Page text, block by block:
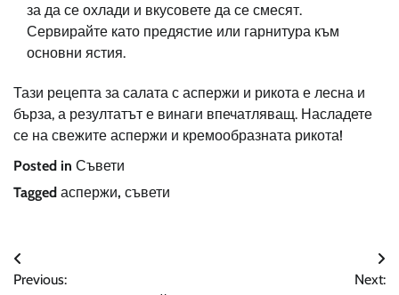
за да се охлади и вкусовете да се смесят.
Сервирайте като предястие или гарнитура към
основни ястия.
Тази рецепта за салата с аспержи и рикота е лесна и
бърза, а резултатът е винаги впечатляващ. Насладете
се на свежите аспержи и кремообразната рикота!
Posted in Съвети
Tagged аспержи, съвети
Навигация
Previous:
Next: